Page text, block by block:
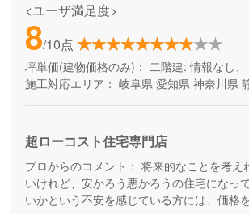
<ユーザ満足度>
8/10点
坪単価(建物価格のみ)： 二階建: 情報なし
施工対応エリア： 岐阜県 愛知県 神奈川県
超ローコスト住宅専門店
プロからのコメント： 将来的なことを考え
いけれど、安かろう悪かろうの住宅になっ
いかという不安を感じている方には、価格